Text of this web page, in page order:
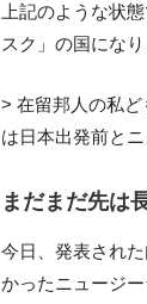
上記のような状
スク」の国にな
> 在留邦人の私
は日本出発前と
まだまだ先は
今日、発表され
かったニュージ